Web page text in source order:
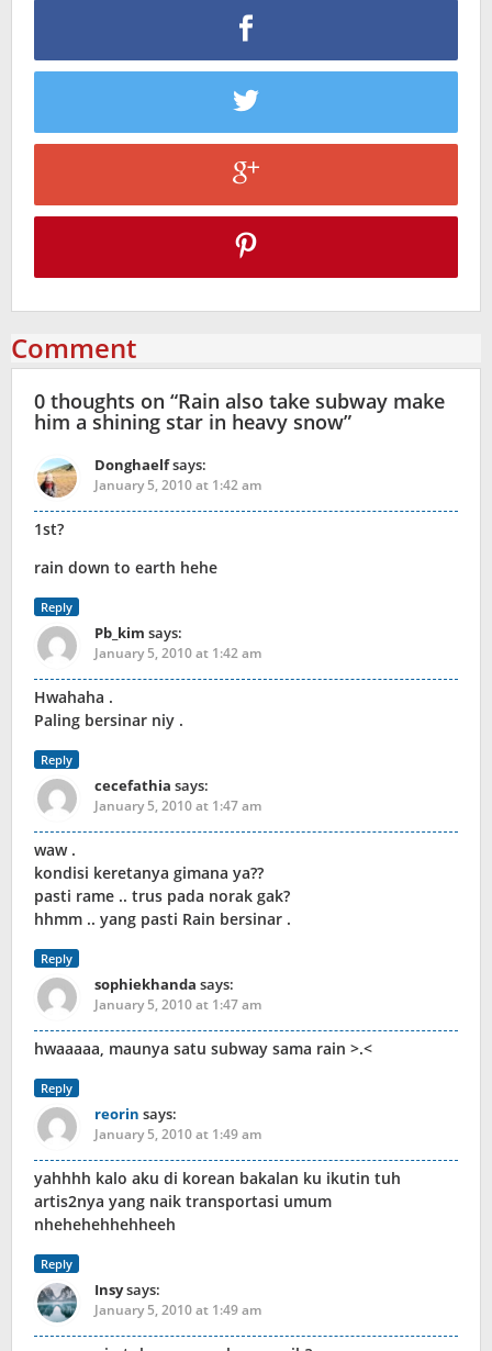
Comment
0 thoughts on “Rain also take subway make
him a shining star in heavy snow”
Donghaelfsays:
January 5, 2010 at 1:42 am
1st?
rain down to earth hehe
Reply
Pb_kim says:
January 5, 2010 at 1:42 am
Hwahaha .
Paling bersinar niy .
Reply
cecefathia says:
January 5, 2010 at 1:47 am
waw .
kondisi keretanya gimana ya??
pasti rame .. trus pada norak gak?
hhmm .. yang pasti Rain bersinar .
Reply
sophiekhanda says:
January 5, 2010 at 1:47 am
hwaaaaa, maunya satu subway sama rain >.<
Reply
reorin says:
January 5, 2010 at 1:49 am
yahhhh kalo aku di korean bakalan ku ikutin tuh
artis2nya yang naik transportasi umum
nhehehehhehheeh
Reply
Insysays:
January 5, 2010 at 1:49 am